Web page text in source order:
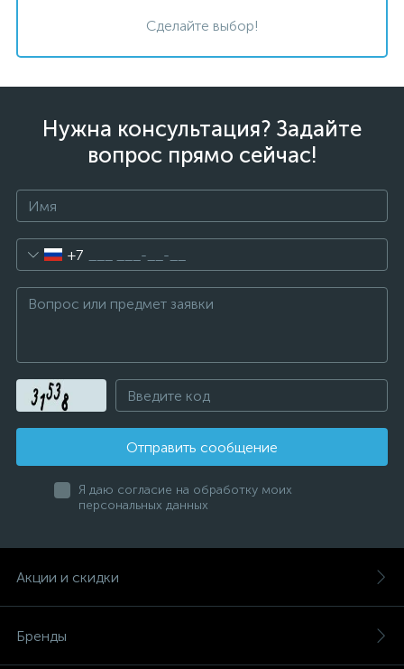
Сделайте выбор!
Нужна консультация? Задайте
вопрос прямо сейчас!
+7
Отправить сообщение
Я даю согласие на обработку моих
персональных данных
Акции и скидки
Бренды